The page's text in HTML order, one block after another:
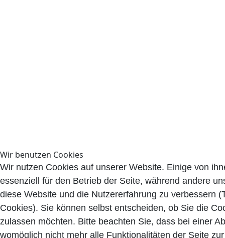
Wir benutzen Cookies
Wir nutzen Cookies auf unserer Website. Einige von
essenziell für den Betrieb der Seite, während andere
diese Website und die Nutzererfahrung zu verbessern
Cookies). Sie können selbst entscheiden, ob Sie die
zulassen möchten. Bitte beachten Sie, dass bei einer
womöglich nicht mehr alle Funktionalitäten der Seite